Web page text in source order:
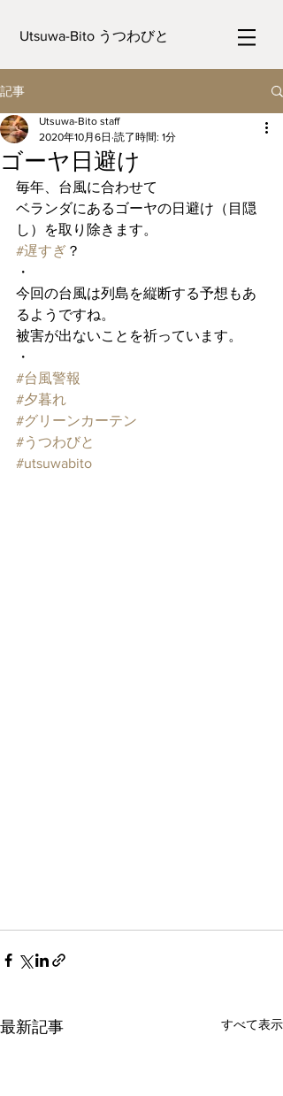
Utsuwa-Bito うつわびと
記事
ゴーヤ日避け
Utsuwa-Bito staff
2020年10月6日 読了時間: 1分
毎年、台風に合わせて
ベランダにあるゴーヤの日避け（目隠
し）を取り除きます。
#遅すぎ ？
・
今回の台風は列島を縦断する予想もあ
るようですね。
被害が出ないことを祈っています。
・
#台風警報
#夕暮れ
#グリーンカーテン
#うつわびと
#utsuwabito
最新記事 すべて表示